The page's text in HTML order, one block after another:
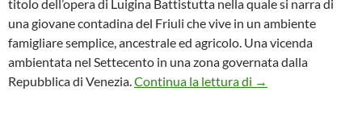
titolo dell’opera di Luigina Battistutta nella quale si narra di
una giovane contadina del Friuli che vive in un ambiente
famigliare semplice, ancestrale ed agricolo. Una vicenda
ambientata nel Settecento in una zona governata dalla
Repubblica di Venezia. Continua la lettura di Il libro: “Caterina,
→